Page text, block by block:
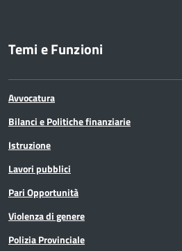
Temi e Funzioni
Avvocatura
Bilanci e Politiche finanziarie
Istruzione
Lavori pubblici
Pari Opportunità
Violenza di genere
Polizia Provinciale